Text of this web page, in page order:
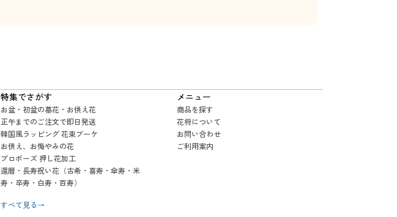
特集でさがす
お盆・初盆の墓花・お供え花
正午までのご注文で即日発送
韓国風ラッピング 花束ブーケ
お供え、お悔やみの花
プロポーズ 押し花加工
還暦・長寿祝い花（古希・喜寿・傘寿・米
寿・卒寿・白寿・百寿）
すべて見る →
メニュー
商品を探す
花将について
お問い合わせ
ご利用案内